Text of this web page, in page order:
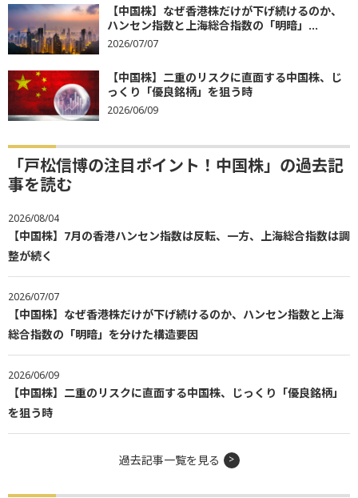
【中国株】なぜ香港株だけが下げ続けるのか、
ハンセン指数と上海総合指数の「明暗」...
2026/07/07
【中国株】二重のリスクに直面する中国株、じ
っくり「優良銘柄」を狙う時
2026/06/09
「戸松信博の注目ポイント！中国株」の過去記
事を読む
2026/08/04
【中国株】7月の香港ハンセン指数は反転、一方、上海総合指数は調
整が続く
2026/07/07
【中国株】なぜ香港株だけが下げ続けるのか、ハンセン指数と上海
総合指数の「明暗」を分けた構造要因
2026/06/09
【中国株】二重のリスクに直面する中国株、じっくり「優良銘柄」
を狙う時
過去記事一覧を見る